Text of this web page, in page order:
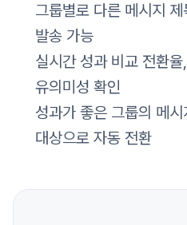
그룹별로 다른 메시지
발송 가능
실시간 성과 비교 전환
유의미성 확인
성과가 좋은 그룹의 메
대상으로 자동 전환